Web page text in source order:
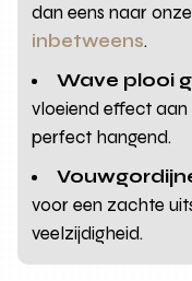
dan eens naar
inbetweens.
Wave plooi
vloeiend effect
perfect hangend.
voor een zachte
veelzijdigheid.